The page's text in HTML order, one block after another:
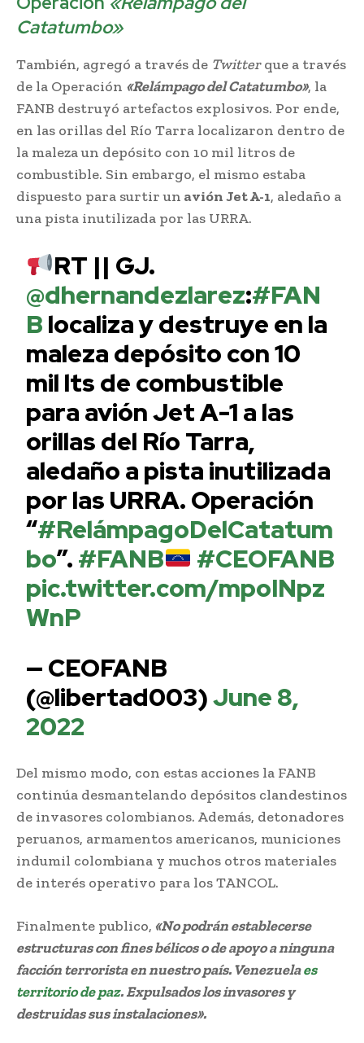
Catatumbo»
También, agregó a través de Twitterque a través
de la Operación «Relámpago del Catatumbo», la
FANB destruyó artefactos explosivos. Por ende,
en las orillas del Río Tarra localizaron dentro de
la maleza un depósito con 10 mil litros de
combustible. Sin embargo, el mismo estaba
dispuesto para surtir un avión Jet A-1, aledaño a
una pista inutilizada por las URRA.
RT || GJ.
@dhernandezlarez:#FAN
B localiza y destruye en la
maleza depósito con 10
mil lts de combustible
para avión Jet A-1 a las
orillas del Río Tarra,
aledaño a pista inutilizada
por las URRA. Operación
“#RelámpagoDelCatatum
bo”. #FANB
#CEOFANB
pic.twitter.com/mpoINpz
WnP
— CEOFANB
(@libertad003)June 8,
2022
Del mismo modo, con estas acciones la FANB
continúa desmantelando depósitos clandestinos
de invasores colombianos. Además, detonadores
peruanos, armamentos americanos, municiones
indumil colombiana y muchos otros materiales
de interés operativo para los TANCOL.
Finalmente publico, «No podrán establecerse
estructuras con fines bélicos o de apoyo a ninguna
facción terrorista en nuestro país. Venezuelaes
territorio de paz. Expulsados los invasores y
destruidas sus instalaciones».